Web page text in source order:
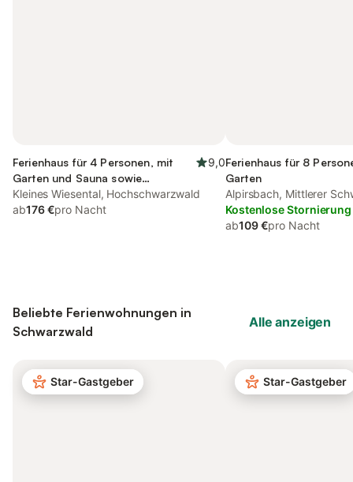
Ferienhaus für 4 Personen, mit
Garten und Sauna sowie
Whirlpool, mit Haustier
9,0
Kleines Wiesental, Hochschwarzwald
ab176 €pro Nacht
Ferienhaus für 8
Garten
Alpirsbach, Mittlerer
Kostenlose Stornierung
ab109 €pro Nacht
Beliebte Ferienwohnungen in
Schwarzwald
Alle anzeigen
Star-Gastgeber Star-Gastgeber